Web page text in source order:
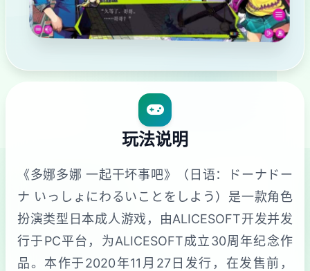
玩法说明
《多娜多娜 一起干坏事吧》（日语：ドーナドー
ナ いっしょにわるいことをしよう）是一款角色
扮演类型日本成人游戏，由ALICESOFT开发并发
行于PC平台，为ALICESOFT成立30周年纪念作
品。本作于2020年11月27日发行，在发售前，